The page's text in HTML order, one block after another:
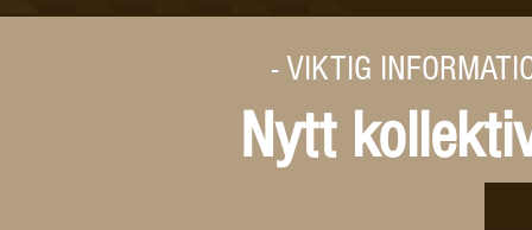
- VIKTIG
Nytt